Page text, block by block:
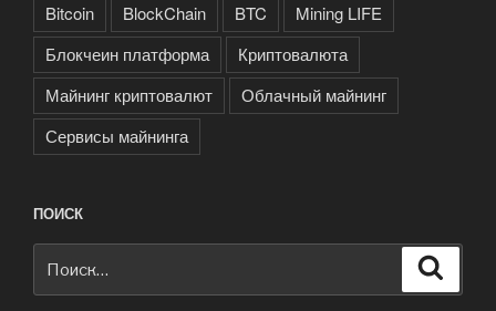
Bitcoin BlockChain BTC
Mining LIFE
Блокчеин платформа
Криптовалюта
Майнинг криптовалют
Облачный майнинг
Сервисы майнинга
ПОИСК